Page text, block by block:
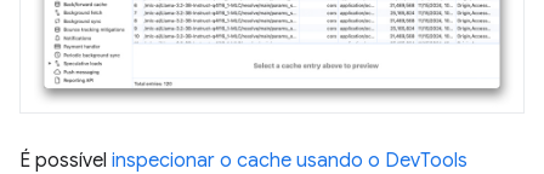
É possível inspecionar o cache usando o DevTools